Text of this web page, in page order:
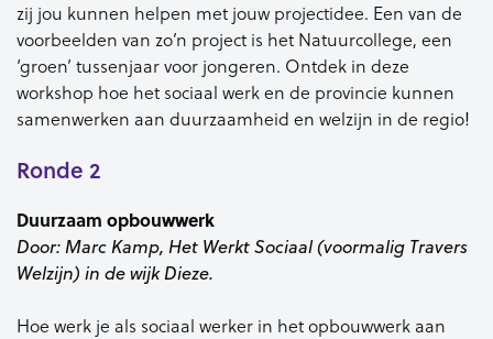
zij jou kunnen helpen met jouw projectidee. Een van de
voorbeelden van zo’n project is het Natuurcollege, een
‘groen’ tussenjaar voor jongeren. Ontdek in deze
workshop hoe het sociaal werk en de provincie kunnen
samenwerken aan duurzaamheid en welzijn in de regio!
Ronde 2
Duurzaam opbouwwerk
Door: Marc Kamp, Het Werkt Sociaal (voormalig Travers
Welzijn) in de wijkDieze.
Hoe werk je als sociaal werker in hetopbouwwerk aan